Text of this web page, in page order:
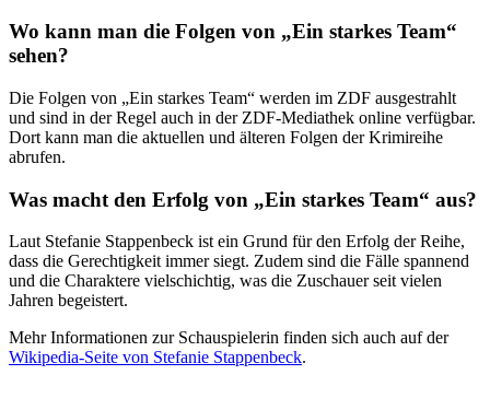
Wo kann man die Folgen von „Ein starkes Team“
sehen?
Die Folgen von „Ein starkes Team“ werden im ZDF ausgestrahlt
und sind in der Regel auch in der ZDF-Mediathek online verfügbar.
Dort kann man die aktuellen und älteren Folgen der Krimireihe
abrufen.
Was macht den Erfolg von „Ein starkes Team“ aus?
Laut Stefanie Stappenbeck ist ein Grund für den Erfolg der Reihe,
dass die Gerechtigkeit immer siegt. Zudem sind die Fälle spannend
und die Charaktere vielschichtig, was die Zuschauer seit vielen
Jahren begeistert.
Mehr Informationen zur Schauspielerin finden sich auch auf der
Wikipedia-Seite von Stefanie Stappenbeck.